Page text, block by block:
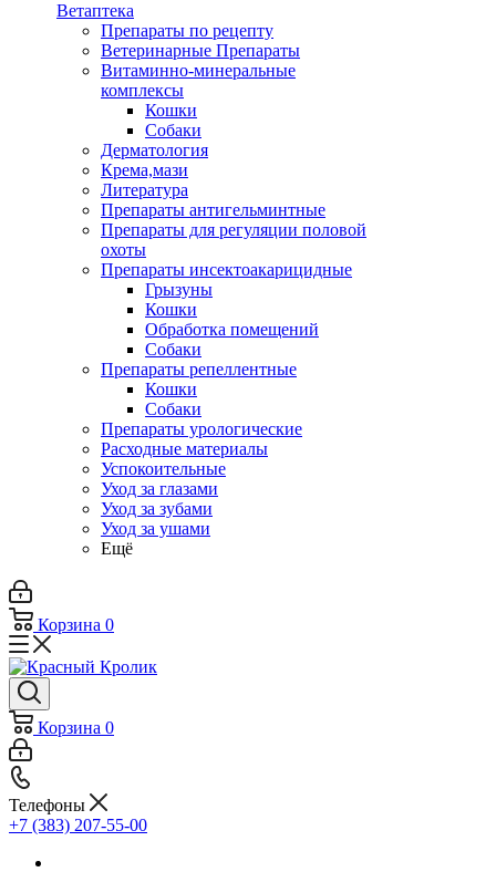
Ветаптека
Препараты по рецепту
Ветеринарные Препараты
Витаминно-минеральные
комплексы
Кошки
Собаки
Дерматология
Крема,мази
Литература
Препараты антигельминтные
Препараты для регуляции половой
охоты
Препараты инсектоакарицидные
Грызуны
Кошки
Обработка помещений
Собаки
Препараты репеллентные
Кошки
Собаки
Препараты урологические
Расходные материалы
Успокоительные
Уход за глазами
Уход за зубами
Уход за ушами
Ещё
Корзина 0
Корзина 0
Телефоны
+7 (383) 207-55-00